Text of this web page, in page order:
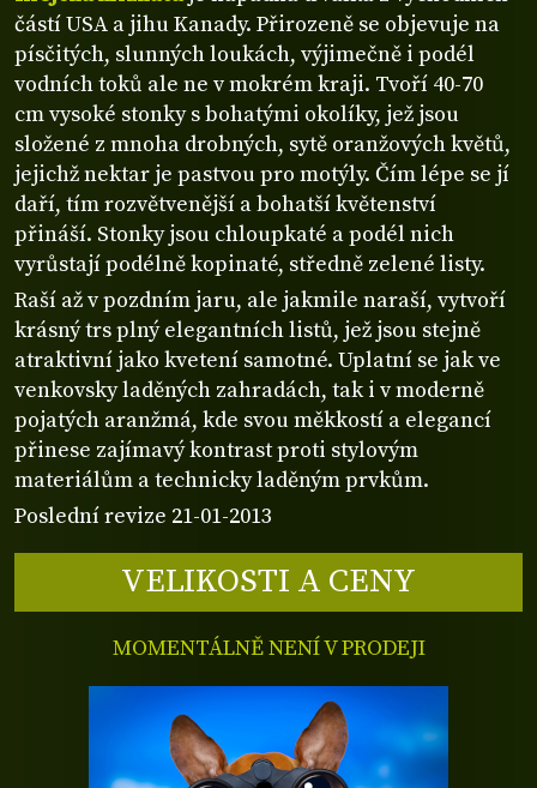
částí USA a jihu Kanady. Přirozeně se objevuje na
písčitých, slunných loukách, výjimečně i podél
vodních toků ale ne v mokrém kraji. Tvoří 40-70
cm vysoké stonky s bohatými okolíky, jež jsou
složené z mnoha drobných, sytě oranžových květů,
jejichž nektar je pastvou pro motýly. Čím lépe se jí
daří, tím rozvětvenější a bohatší květenství
přináší. Stonky jsou chloupkaté a podél nich
vyrůstají podélně kopinaté, středně zelené listy.
Raší až v pozdním jaru, ale jakmile naraší, vytvoří
krásný trs plný elegantních listů, jež jsou stejně
atraktivní jako kvetení samotné. Uplatní se jak ve
venkovsky laděných zahradách, tak i v moderně
pojatých aranžmá, kde svou měkkostí a elegancí
přinese zajímavý kontrast proti stylovým
materiálům a technicky laděným prvkům.
Poslední revize 21-01-2013
VELIKOSTI A CENY
MOMENTÁLNĚ NENÍ V PRODEJI